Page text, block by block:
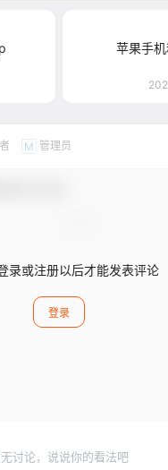
苹果手
M 管理员
录或注册以后才能发表评论
登录
讨论，说说你的看法吧